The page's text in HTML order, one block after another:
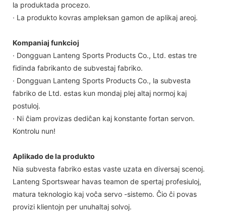
la produktada procezo.
· La produkto kovras ampleksan gamon de aplikaj areoj.
Kompaniaj funkcioj
· Dongguan Lanteng Sports Products Co., Ltd. estas tre
fidinda fabrikanto de subvestaj fabriko.
· Dongguan Lanteng Sports Products Co., la subvesta
fabriko de Ltd. estas kun mondaj plej altaj normoj kaj
postuloj.
· Ni ĉiam provizas dediĉan kaj konstante fortan servon.
Kontrolu nun!
Aplikado de la produkto
Nia subvesta fabriko estas vaste uzata en diversaj scenoj.
Lanteng Sportswear havas teamon de spertaj profesiuloj,
matura teknologio kaj voĉa servo -sistemo. Ĉio ĉi povas
provizi klientojn per unuhaltaj solvoj.